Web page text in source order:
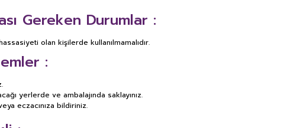
Gereken Durumlar :
olan kişilerde kullanılmamalıdır.
:
yerlerde ve ambalajında saklayınız.
eczacınıza bildiriniz.